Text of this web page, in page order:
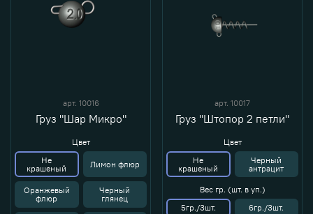
арт. 10016
Груз "Шар Микро"
Цвет
Не
крашеный
Лимон флюр
Оранжевый
флюр
Черный
глянец
арт. 10017
Груз "Штопор 2 петли"
Цвет
Не
крашеный
Черный
антрацит
Вес гр. (шт. в уп.)
5гр./3шт.
6гр./3шт.